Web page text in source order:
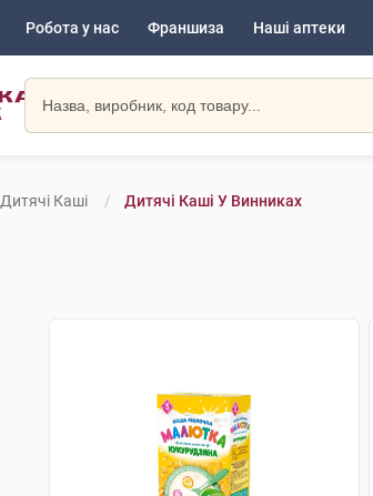
Робота у нас Франшиза Наші аптеки
Дитячі Каші Дитячі Каші У Винниках